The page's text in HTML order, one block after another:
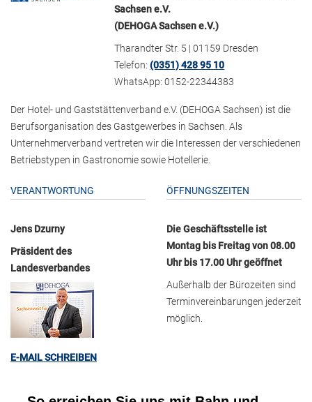
Sachsen e.V.
(DEHOGA Sachsen e.V.)
Tharandter Str. 5 | 01159 Dresden
Telefon:(0351) 428 95 10
WhatsApp: 0152-22344383
Der Hotel- und Gaststättenverband e.V. (DEHOGA Sachsen) ist die
Berufsorganisation des Gastgewerbes in Sachsen. Als
Unternehmerverband vertreten wir die Interessen der verschiedenen
Betriebstypen in Gastronomie sowie Hotellerie.
VERANTWORTUNG
Jens Dzurny
Präsident des
Landesverbandes
E-MAIL SCHREIBEN
ÖFFNUNGSZEITEN
Die Geschäftsstelle ist
Montag bis Freitag von 08.00
Uhr bis 17.00 Uhr geöffnet
Außerhalb der Bürozeiten sind
Terminvereinbarungen jederzeit
möglich.